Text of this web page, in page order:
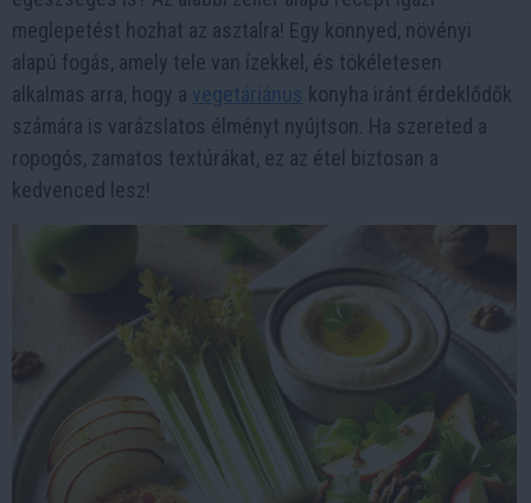
meglepetést hozhat az asztalra! Egy könnyed, növényi
alapú fogás, amely tele van ízekkel, és tökéletesen
alkalmas arra, hogy a vegetáriánus konyha iránt érdeklődők
számára is varázslatos élményt nyújtson. Ha szereted a
ropogós, zamatos textúrákat, ez az étel biztosan a
kedvenced lesz!